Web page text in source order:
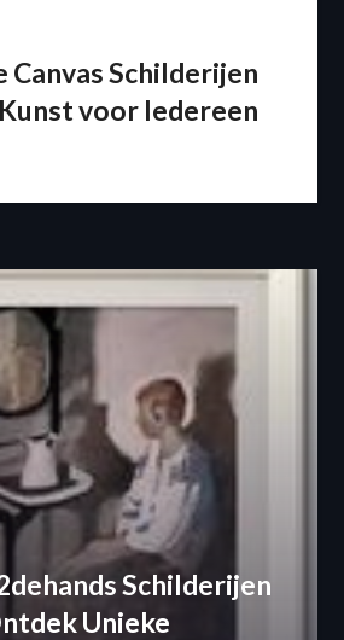
Canvas Schilderijen
voor Iedereen
Schilderijen
Unieke